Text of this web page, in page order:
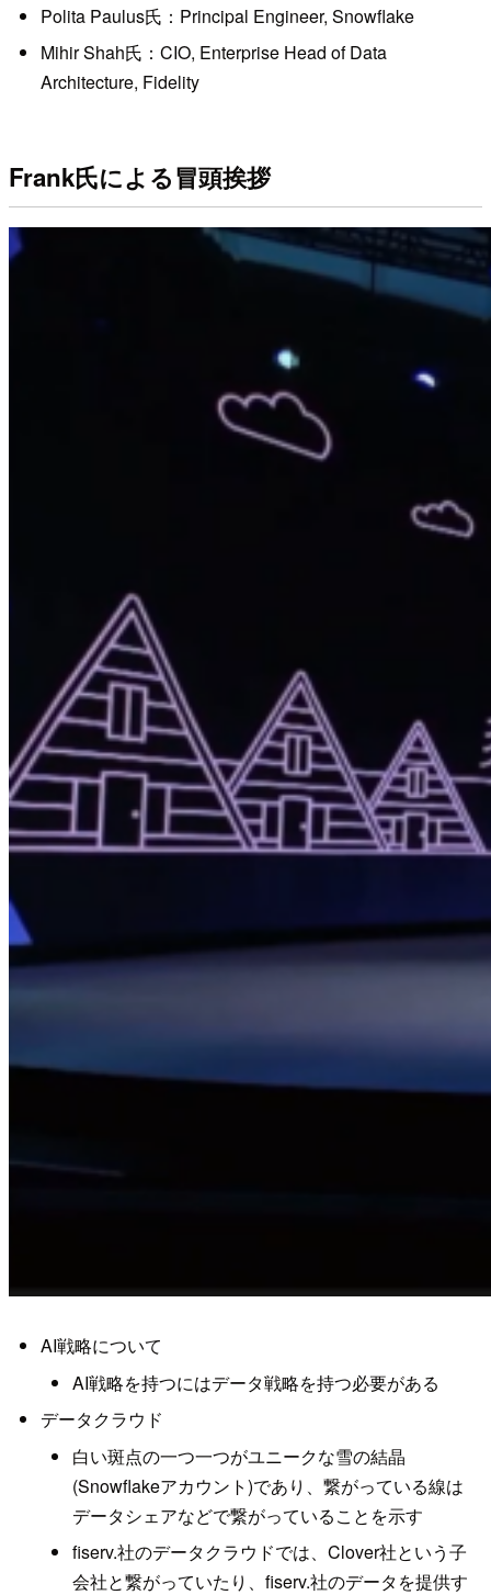
Polita Paulus氏：Principal Engineer, Snowflake
Mihir Shah氏：CIO, Enterprise Head of Data
Architecture, Fidelity
Frank氏による冒頭挨拶
AI戦略について
AI戦略を持つにはデータ戦略を持つ必要がある
データクラウド
白い斑点の一つ一つがユニークな雪の結晶
(Snowflakeアカウント)であり、繋がっている線は
データシェアなどで繋がっていることを示す
fiserv.社のデータクラウドでは、Clover社という子
会社と繋がっていたり、fiserv.社のデータを提供す